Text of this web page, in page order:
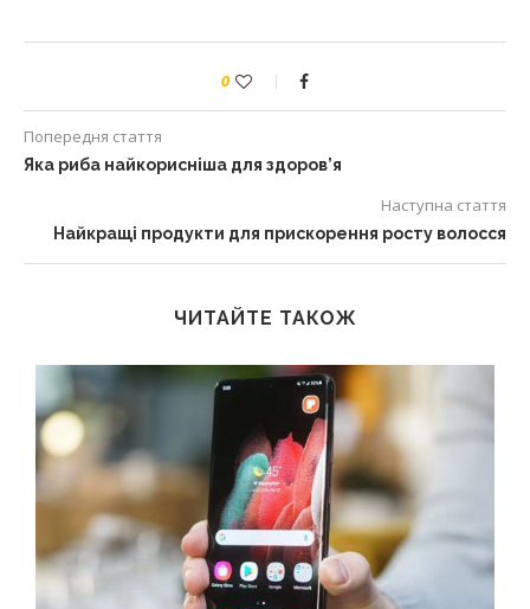
0
Попередня стаття
Яка риба найкорисніша для здоров’я
Наступна стаття
Найкращі продукти для прискорення росту волосся
ЧИТАЙТЕ ТАКОЖ